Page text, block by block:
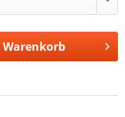
Warenkorb